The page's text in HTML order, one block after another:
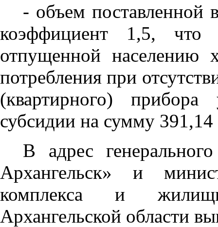
- объем
коэффициент 1,5, что
отпущенной населению
потребления при
(квартирного)
субсидии на сумму
В адрес
Архангельск» и
комплекса и
Архангельской области